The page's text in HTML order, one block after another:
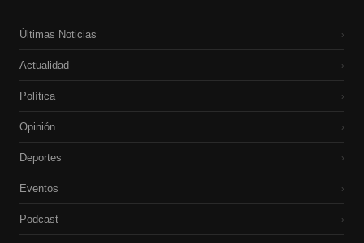
Últimas Noticias ›
Actualidad ›
Política ›
Opinión ›
Deportes ›
Eventos ›
Podcast ›